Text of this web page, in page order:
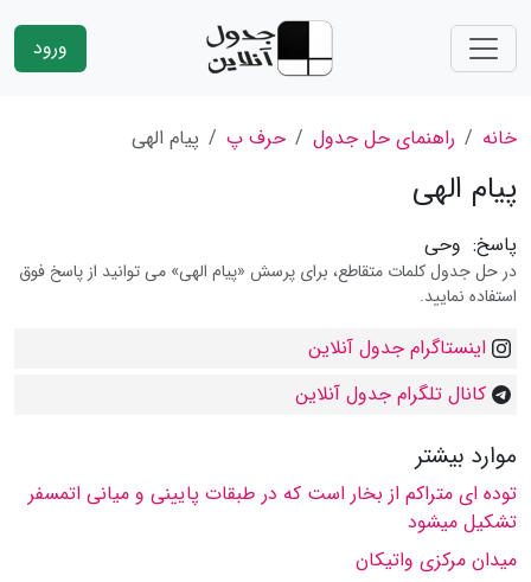
ورود
خانه راهنمای حل جدول حرف پ پیام الهی
پیام الهی
پاسخ: وحی
در حل جدول کلمات متقاطع، برای پرسش «پیام الهی» می توانید از پاسخ فوق
استفاده نمایید.
اینستاگرام جدول آنلاین
کانال تلگرام جدول آنلاین
موارد بیشتر
توده ای متراكم از بخار است كه در طبقات پایینی و میانی اتمسفر
تشكیل میشود
میدان مركزی واتیكان